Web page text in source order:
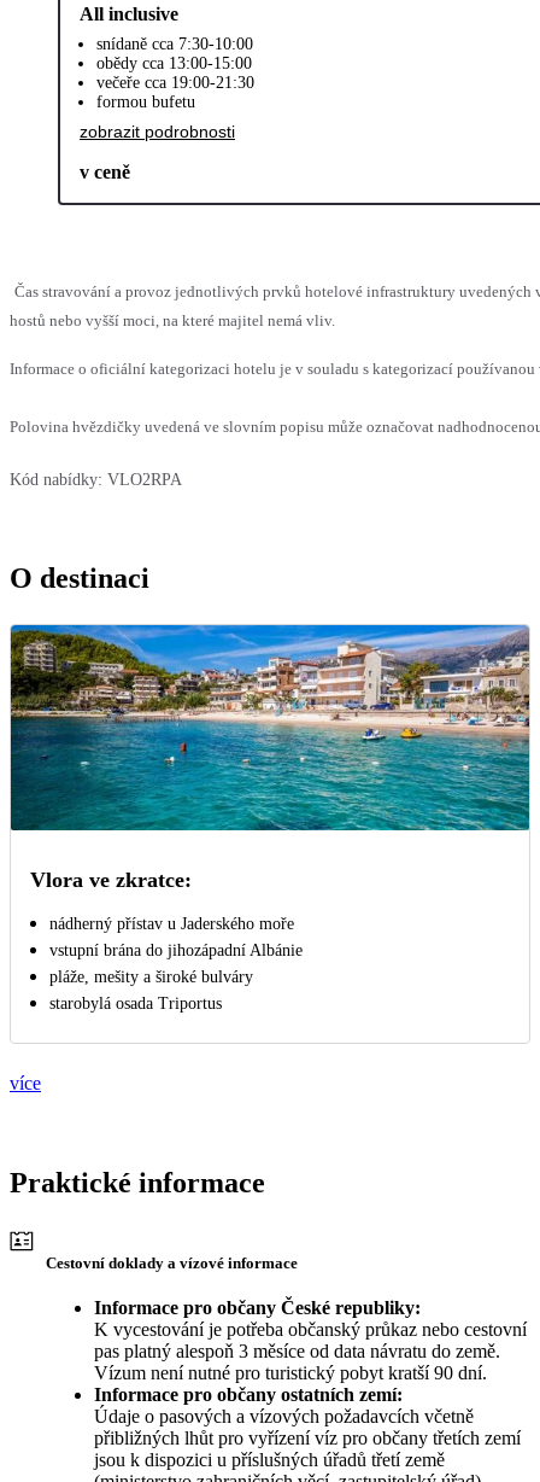
All inclusive
snídaně cca 7:30-10:00
obědy cca 13:00-15:00
večeře cca 19:00-21:30
formou bufetu
zobrazit podrobnosti
v ceně
Čas stravování a provoz jednotlivých prvků hotelové infrastruktury uvedených
hostů nebo vyšší moci, na které majitel nemá vliv.
Informace o oficiální kategorizaci hotelu je v souladu s kategorizací
Polovina hvězdičky uvedená ve slovním popisu může označovat
Kód nabídky: VLO2RPA
O destinaci
Vlora ve zkratce:
nádherný přístav u Jaderského moře
vstupní brána do jihozápadní Albánie
pláže, mešity a široké bulváry
starobylá osada Triportus
více
Praktické informace
Cestovní doklady a vízové informace
Informace pro občany České republiky:
K vycestování je potřeba občanský průkaz nebo cestovní
pas platný alespoň 3 měsíce od data návratu do země.
Vízum není nutné pro turistický pobyt kratší 90 dní.
Informace pro občany ostatních zemí:
Údaje o pasových a vízových požadavcích včetně
přibližných lhůt pro vyřízení víz pro občany třetích zemí
jsou k dispozici u příslušných úřadů třetí země